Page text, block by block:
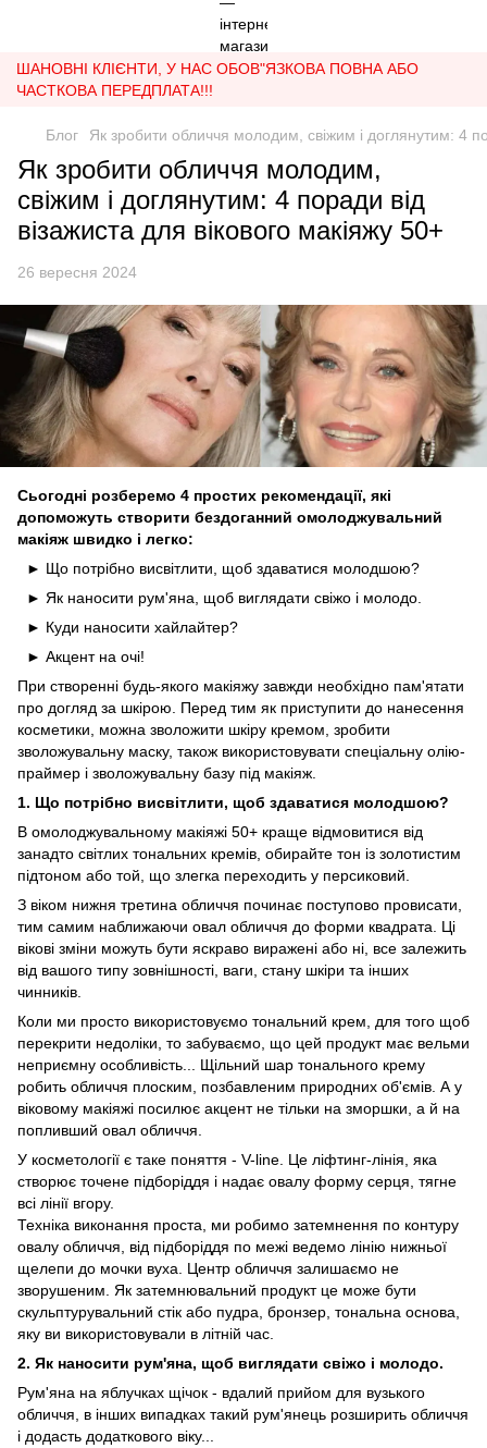
ШАНОВНІ КЛІЄНТИ, У НАС ОБОВ"ЯЗКОВА ПОВНА АБО
ЧАСТКОВА ПЕРЕДПЛАТА!!!
Блог Як зробити обличчя молодим, свіжим і доглянутим: 4
Як зробити обличчя молодим,
свіжим і доглянутим: 4 поради від
візажиста для вікового макіяжу 50+
26 вересня 2024
Сьогодні розберемо 4 простих рекомендації, які
допоможуть створити бездоганний омолоджувальний
макіяж швидко і легко:
► Що потрібно висвітлити, щоб здаватися молодшою?
► Як наносити рум'яна, щоб виглядати свіжо і молодо.
► Куди наносити хайлайтер?
► Акцент на очі!
При створенні будь-якого макіяжу завжди необхідно пам'ятати
про догляд за шкірою. Перед тим як приступити до нанесення
косметики, можна зволожити шкіру кремом, зробити
зволожувальну маску, також використовувати спеціальну олію-
праймер і зволожувальну базу під макіяж.
1. Що потрібно висвітлити, щоб здаватися молодшою?
В омолоджувальному макіяжі 50+ краще відмовитися від
занадто світлих тональних кремів, обирайте тон із золотистим
підтоном або той, що злегка переходить у персиковий.
З віком нижня третина обличчя починає поступово провисати,
тим самим наближаючи овал обличчя до форми квадрата. Ці
вікові зміни можуть бути яскраво виражені або ні, все залежить
від вашого типу зовнішності, ваги, стану шкіри та інших
чинників.
Коли ми просто використовуємо тональний крем, для того щоб
перекрити недоліки, то забуваємо, що цей продукт має вельми
неприємну особливість... Щільний шар тонального крему
робить обличчя плоским, позбавленим природних об'ємів. А у
віковому макіяжі посилює акцент не тільки на зморшки, а й на
попливший овал обличчя.
У косметології є таке поняття - V-line. Це ліфтинг-лінія, яка
створює точене підборіддя і надає овалу форму серця, тягне
всі лінії вгору.
Техніка виконання проста, ми робимо затемнення по контуру
овалу обличчя, від підборіддя по межі ведемо лінію нижньої
щелепи до мочки вуха. Центр обличчя залишаємо не
зворушеним. Як затемнювальний продукт це може бути
скульптурувальний стік або пудра, бронзер, тональна основа,
яку ви використовували в літній час.
2. Як наносити рум'яна, щоб виглядати свіжо і молодо.
Рум'яна на яблучках щічок - вдалий прийом для вузького
обличчя, в інших випадках такий рум'янець розширить обличчя
і додасть додаткового віку...